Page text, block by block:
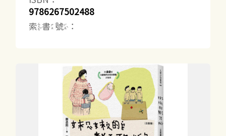
9786267502488
索書號：